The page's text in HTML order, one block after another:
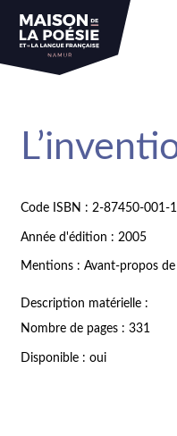
Code ISBN : 2-87450-001-1
Année d'édition : 2005
Mentions : Avant-propos de
Description matérielle :
Nombre de pages : 331
Disponible : oui